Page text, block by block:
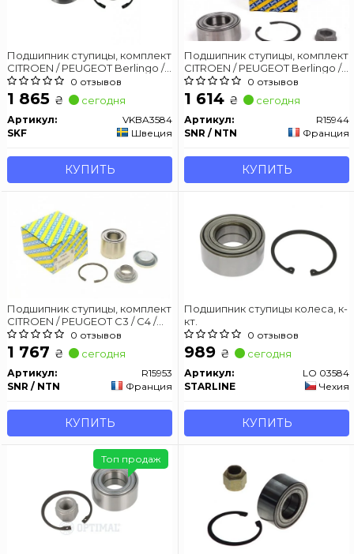
Подшипник ступицы, комплект
CITROEN / PEUGEOT Berlingo /
C3 / C4 / C5 / 307/308/408 /
Partner передняя сторона 1,0 /
3,0L 00 -
0 отзывов
1 865 ₴ сегодня
Артикул:
VKBA3584
SKF
Швеция
КУПИТЬ
Подшипник ступицы, комплект
CITROEN / PEUGEOT Berlingo /
C4 / C5 / 207/307/308 / Partner
передняя сторона 00 -
0 отзывов
1 614 ₴ сегодня
Артикул:
R15944
SNR / NTN
Франция
КУПИТЬ
Подшипник ступицы, комплект
CITROEN / PEUGEOT C3 / C4 /
207/307 задняя сторона 06 -
0 отзывов
1 767 ₴ сегодня
Артикул:
R15953
SNR / NTN
Франция
КУПИТЬ
Подшипник ступицы колеса, к-
кт.
0 отзывов
989 ₴ сегодня
Артикул:
LO 03584
STARLINE
Чехия
КУПИТЬ
Топ продаж